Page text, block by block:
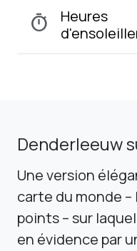
timer
Heures
Denderleeuw
Une version
carte du monde
points – sur
en évidence par